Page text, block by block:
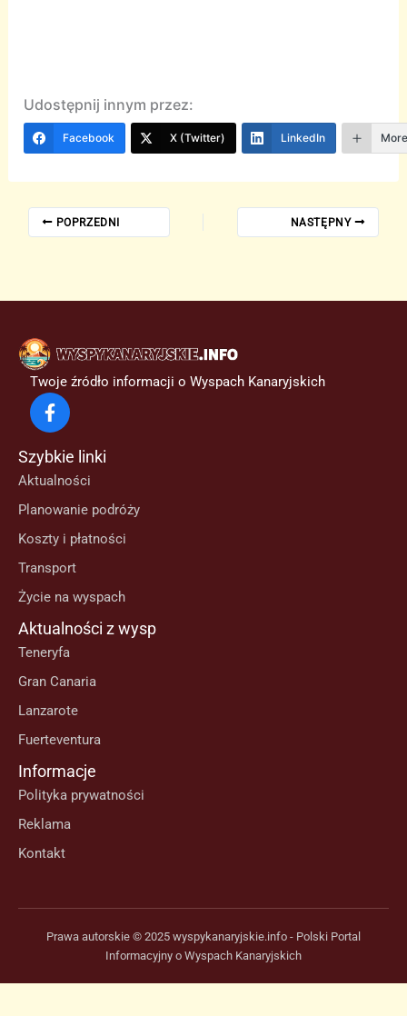
Udostępnij innym przez:
Facebook X (Twitter) LinkedIn
POPRZEDNI NASTĘPNY
Twoje źródło informacji o Wyspach Kanaryjskich
Szybkie linki
Aktualności
Planowanie podróży
Koszty i płatności
Transport
Życie na wyspach
Aktualności z wysp
Teneryfa
Gran Canaria
Lanzarote
Fuerteventura
Informacje
Polityka prywatności
Reklama
Kontakt
Prawa autorskie © 2025 wyspykanaryjskie.info - Polski Portal
Informacyjny o Wyspach Kanaryjskich